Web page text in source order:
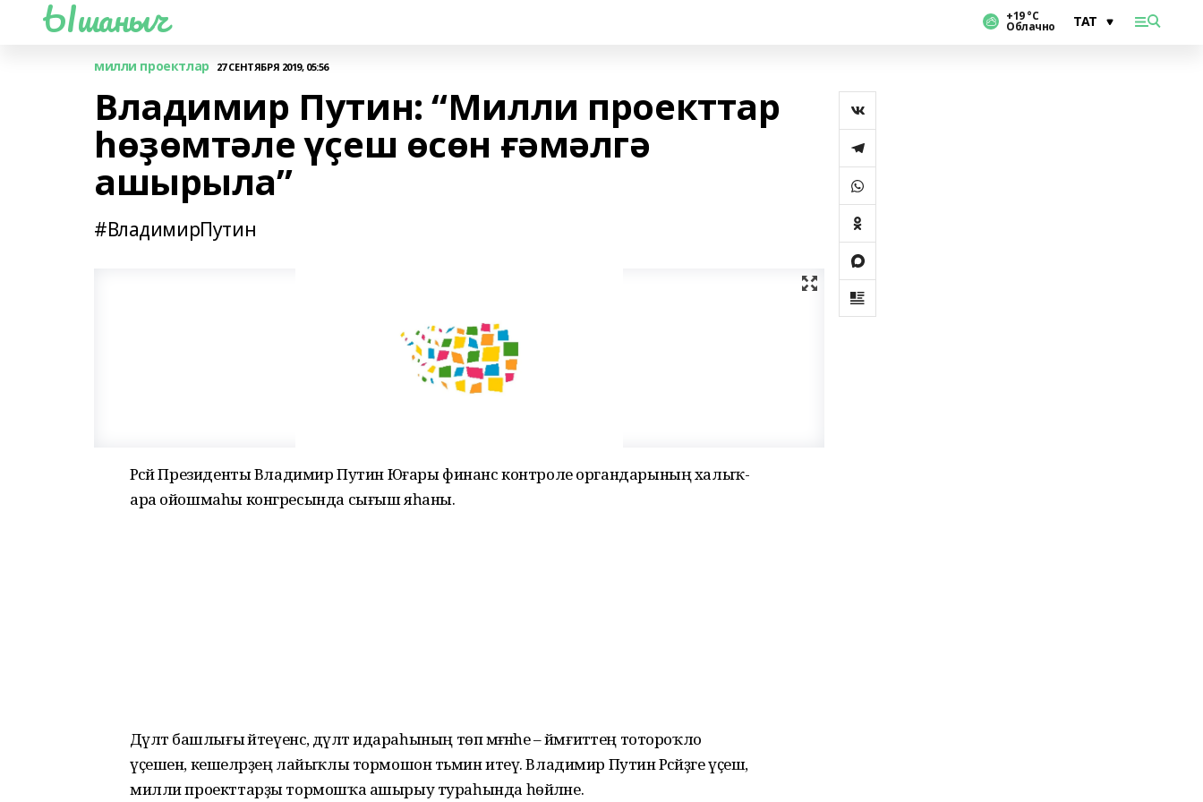
Ышаныч +19 °С
Облачно
милли проектлар 27 СЕНТЯБРЯ 2019, 05:56
Владимир Путин: “Милли проекттар
һөҙөмтәле үҫеш өсөн ғәмәлгә
ашырыла”
#ВладимирПутин
Рәсәй Президенты Владимир Путин Юғары финанс контроле органдарының халыҡ-
ара ойошмаһы конгресында сығыш яһаны.
Дәүләт башлығы әйтеүенсә, дәүләт идараһының төп мәғәнәһе – йәмғиәттең тотороҡло
үҫешен, кешеләрҙең лайыҡлы тормошон тәьмин итеү. Владимир Путин Рәсәйҙәге үҫеш,
милли проекттарҙы тормошҡа ашырыу тураһында һөйләне.